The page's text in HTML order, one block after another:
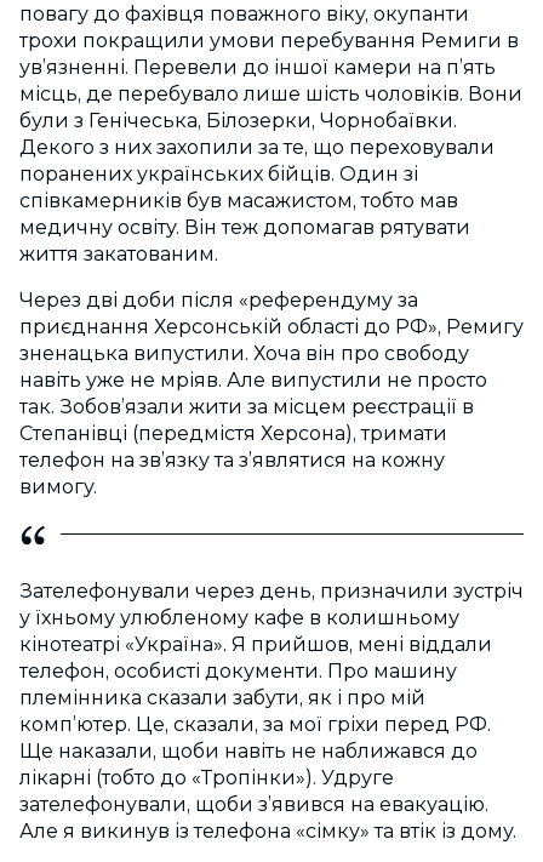
повагу до фахівця поважного віку, окупанти
трохи покращили умови перебування Ремиги в
ув’язненні. Перевели до іншої камери на п’ять
місць, де перебувало лише шість чоловіків. Вони
були з Генічеська, Білозерки, Чорнобаївки.
Декого з них захопили за те, що переховували
поранених українських бійців. Один зі
співкамерників був масажистом, тобто мав
медичну освіту. Він теж допомагав рятувати
життя закатованим.
Через дві доби після «референдуму за
приєднання Херсонській області до РФ», Ремигу
зненацька випустили. Хоча він про свободу
навіть уже не мріяв. Але випустили не просто
так. Зобов’язали жити за місцем реєстрації в
Степанівці (передмістя Херсона), тримати
телефон на зв’язку та з’являтися на кожну
вимогу.
Зателефонували через день, призначили зустріч
у їхньому улюбленому кафе в колишньому
кінотеатрі «Україна». Я прийшов, мені віддали
телефон, особисті документи. Про машину
племінника сказали забути, як і про мій
комп’ютер. Це, сказали, за мої гріхи перед РФ.
Ще наказали, щоби навіть не наближався до
лікарні (тобто до «Тропінки»). Удруге
зателефонували, щоби з’явився на евакуацію.
Але я викинув із телефона «сімку» та втік із дому.